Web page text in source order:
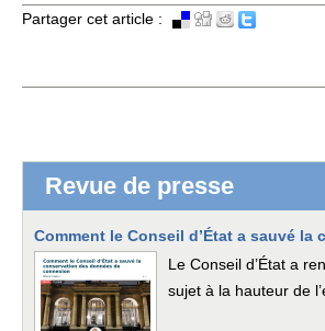
Partager cet article :
Revue de presse
Comment le Conseil d’État a sauvé
Le Conseil d’État a
sujet à la hauteur de